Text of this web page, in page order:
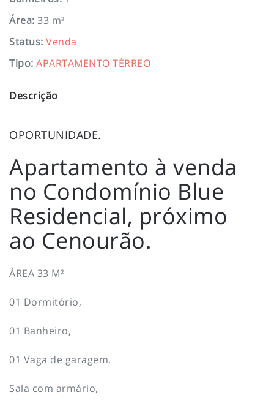
Área: 33 m²
Status: Venda
Tipo: APARTAMENTO TÉRREO
Descrição
OPORTUNIDADE.
Apartamento à venda
no Condomínio Blue
Residencial, próximo
ao Cenourão.
ÁREA 33 M²
01 Dormitório,
01 Banheiro,
01 Vaga de garagem,
Sala com armário,